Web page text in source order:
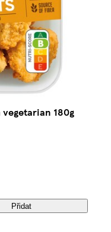
180g
Přidat